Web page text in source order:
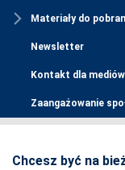
Materiały do
Newsletter
Kontakt dla mediów
Zaangażowanie
Chcesz być na